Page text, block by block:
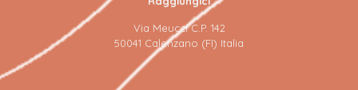
Via Meucci C.P. 142
50041 Calenzano (FI) Italia